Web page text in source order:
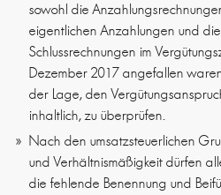
sowohl die
eigentlichen Anzahlungen und
Schlussrechnungen im
Dezember 2017 angefallen
der Lage, den
inhaltlich, zu überprüfen.
Nach den umsatzsteuerlichen
und Verhältnismäßigkeit dürfen
die fehlende Benennung und